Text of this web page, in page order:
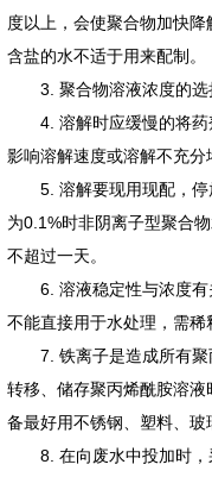
度以上，会使聚合物加快
含盐的水不适于用来配制。
3. 聚合物溶液浓度的选
4. 溶解时应缓慢的将药
影响溶解速度或溶解不充分
5. 溶解要现用现配，停
为0.1%时非阴离子型聚合
不超过一天。
6. 溶液稳定性与浓度有
不能直接用于水处理，需稀
7. 铁离子是造成所有聚
转移、储存聚丙烯酰胺溶
备最好用不锈钢、塑料、玻
8. 在向废水中投加时，